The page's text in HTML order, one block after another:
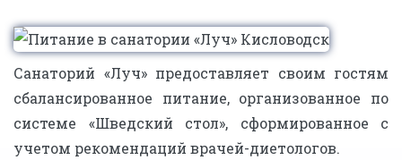
Санаторий «Луч» предоставляет своим гостям
сбалансированное питание, организованное по
системе «Шведский стол», сформированное с
учетом рекомендаций врачей-диетологов.